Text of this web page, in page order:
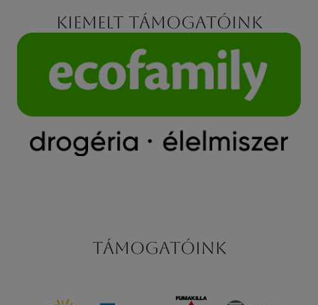
Kiemelt támogatóink
Támogatóink